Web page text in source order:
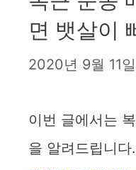
면 뱃살이
2020년 9월 11일
이번 글에서는
을 알려드립니다.